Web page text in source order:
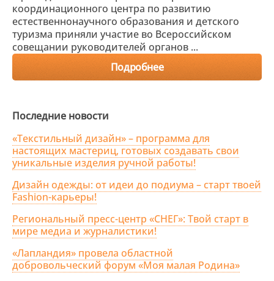
координационного центра по развитию
естественнонаучного образования и детского
туризма приняли участие во Всероссийском
совещании руководителей органов ...
Подробнее
Последние новости
«Текстильный дизайн» – программа для
настоящих мастериц, готовых создавать свои
уникальные изделия ручной работы!
Дизайн одежды: от идеи до подиума – старт твоей
Fashion-карьеры!
Региональный пресс-центр «СНЕГ»: Твой старт в
мире медиа и журналистики!
«Лапландия» провела областной
добровольческий форум «Моя малая Родина»